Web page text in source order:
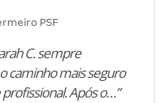
PSF
C. sempre
caminho mais seguro
Após o…”